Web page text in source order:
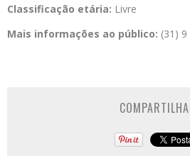
Classificação etária: Livre
Mais informações ao público: (31)